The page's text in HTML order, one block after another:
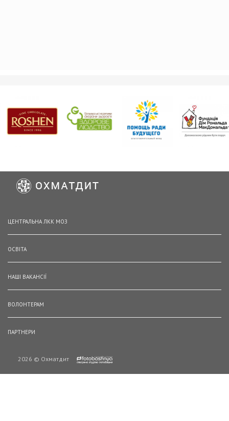
ЦЕНТРАЛЬНА ЛКК МОЗ
ОСВІТА
НАШІ ВАКАНСІЇ
ВОЛОНТЕРАМ
ПАРТНЕРИ
2026 © Охматдит